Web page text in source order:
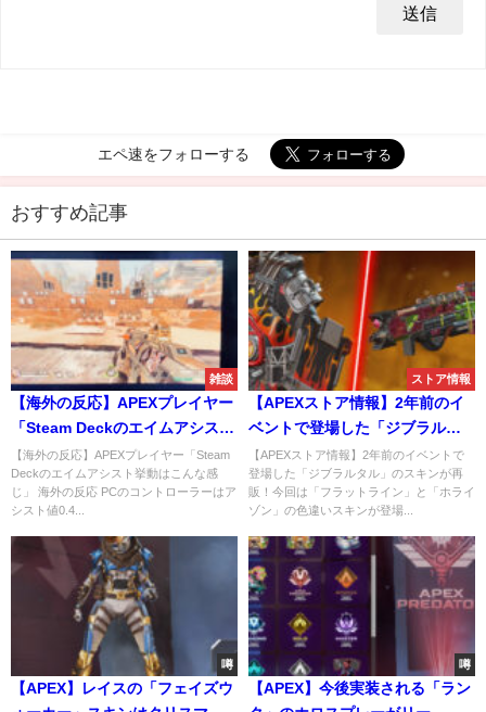
エペ速をフォローする
おすすめ記事
雑談
【海外の反応】APEXプレイヤー
「Steam Deckのエイムアシスト
挙動はこんな感じ」
【海外の反応】APEXプレイヤー「Steam
Deckのエイムアシスト挙動はこんな感
じ」 海外の反応 PCのコントローラーはア
シスト値0.4...
ストア情報
【APEXストア情報】2年前のイ
ベントで登場した「ジブラルタ
ル」のスキンが再販！今回は
「フラットライン」と「ホライ
ゾン」の色違いスキンが登場
【APEXストア情報】2年前のイベントで
登場した「ジブラルタル」のスキンが再
販！今回は「フラットライン」と「ホライ
ゾン」の色違いスキンが登場...
噂
【APEX】レイスの「フェイズウ
噂
【APEX】今後実装される「ラン